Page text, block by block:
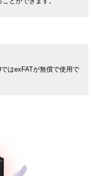
はexFATが無償で使用で